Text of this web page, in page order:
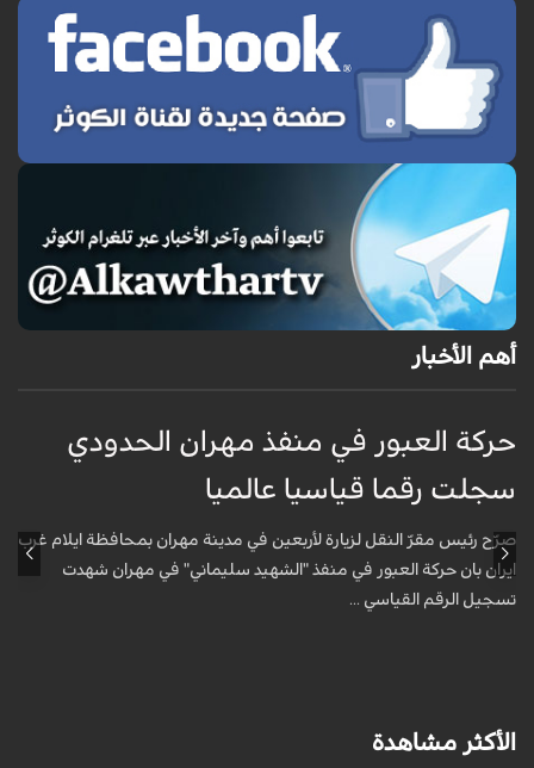
أهم الأخبار
حركة العبور في منفذ مهران الحدودي
سجلت رقما قياسيا عالميا
صرّح رئيس مقرّ النقل لزيارة لأربعين في مدينة مهران بمحافظة ايلام غرب
ايران بان حركة العبور في منفذ "الشهيد سليماني" في مهران شهدت
تسجيل الرقم القياسي ...
الأكثر مشاهدة